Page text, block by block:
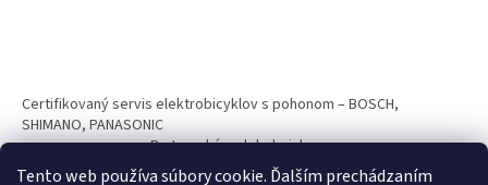
Tento web používa súbory cookie. Ďalším prechádzaním
Certifikovaný servis elektrobicyklov s pohonom – BOSCH,
SHIMANO, PANASONIC
Partnerský web hokejshop.eu